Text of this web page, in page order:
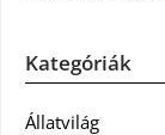
Kategóriák
Állatvilág